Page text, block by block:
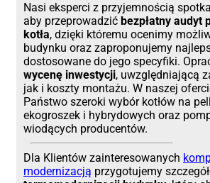
Nasi eksperci z przyjemnością
aby przeprowadzić bezpłatny audyt
kotła, dzięki któremu ocenimy
budynku oraz zaproponujemy
dostosowane do jego specyfiki.
wycenę inwestycji, uwzględniającą
jak i koszty montażu. W naszej
Państwo szeroki wybór kotłów na
ekogroszek i hybrydowych oraz
wiodących producentów.
Dla Klientów zainteresowanych
modernizacją przygotujemy